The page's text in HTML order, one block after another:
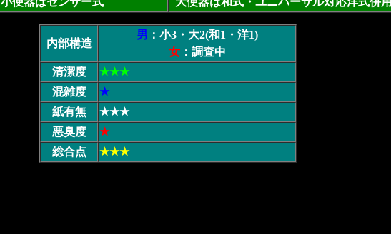
内部構造
男 ：小3・大2(和1・洋1)
女：調査中
清潔度
★★★
混雑度
★
紙有無
★★★
悪臭度
★
総合点
★★★